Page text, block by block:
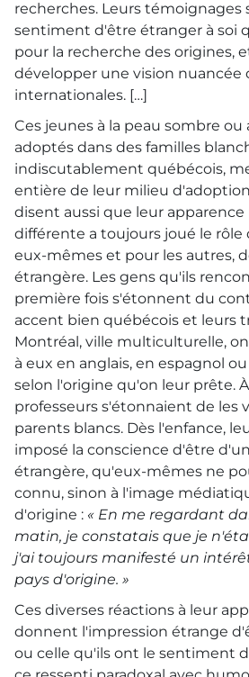
recherches. Leurs témoignages
sentiment d'être étranger à soi
pour la recherche des origines,
développer une vision nuancée
internationales. […]
Ces jeunes à la peau sombre
adoptés dans des familles
indiscutablement québécois,
entière de leur milieu
disent aussi que leur
différente a toujours joué le rôle
eux-mêmes et pour les autres,
étrangère. Les gens qu'ils
première fois s'étonnent du
accent bien québécois et leurs
Montréal, ville multiculturelle,
à eux en anglais, en espagnol
selon l'origine qu'on leur prête.
professeurs s'étonnaient de les
parents blancs. Dès l'enfance,
imposé la conscience d'être
étrangère, qu'eux-mêmes ne
connu, sinon à l'image
d'origine : « En me regardant
matin, je constatais que je
j'ai toujours manifesté un
pays d'origine. »
Ces diverses réactions à leur
donnent l'impression étrange
ou celle qu'ils ont le sentiment